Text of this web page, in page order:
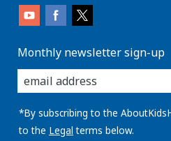
Monthly newsletter sign-up
enter
you
email
address:
*By subscribing to the
to the Legal terms below.